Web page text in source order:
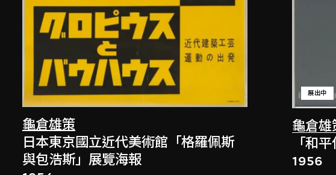
龜倉雄策
日本東京國立近代美術館「格羅佩斯
與包浩斯」展覽海報
龜倉雄
展出中
「和
1956